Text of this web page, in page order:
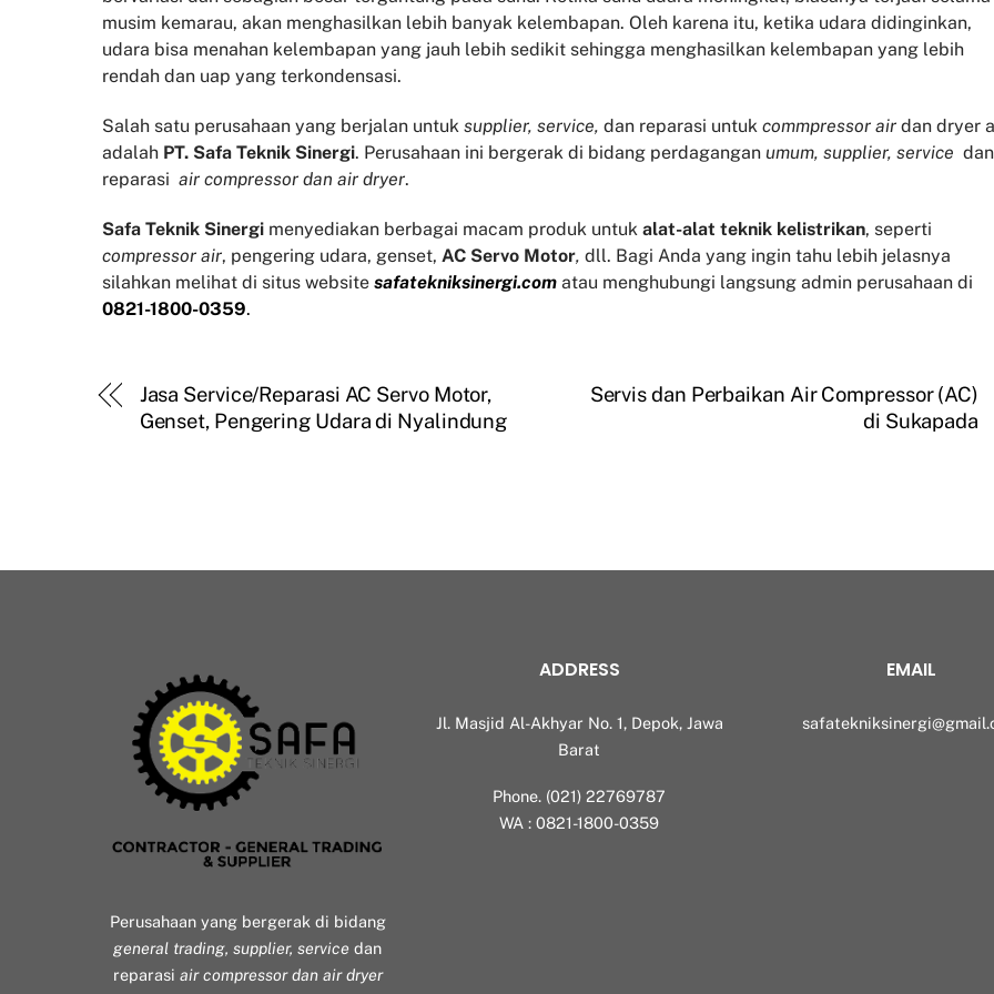
musim kemarau, akan menghasilkan lebih banyak kelembapan. Oleh karena itu, ketika udara didinginkan,
udara bisa menahan kelembapan yang jauh lebih sedikit sehingga menghasilkan kelembapan yang lebih
rendah dan uap yang terkondensasi.
Salah satu perusahaan yang berjalan untuk supplier, service, dan reparasi untuk commpressor air dan dryer
adalah PT. Safa Teknik Sinergi. Perusahaan ini bergerak di bidang perdagangan umum, supplier, service dan
reparasi air compressor dan air dryer.
Safa Teknik Sinergi menyediakan berbagai macam produk untuk alat-alat teknik kelistrikan, seperti
compressor air, pengering udara, genset, AC Servo Motor, dll. Bagi Anda yang ingin tahu lebih jelasnya
silahkan melihat di situs website safatekniksinergi.com atau menghubungi langsung admin perusahaan di
0821-1800-0359.
Jasa Service/Reparasi AC Servo Motor,
Genset, Pengering Udara di Nyalindung
Servis dan Perbaikan Air Compressor (AC)
di Sukapada
Perusahaan yang bergerak di bidang
general trading, supplier, service dan
reparasi air compressor dan air dryer
ADDRESS
Jl. Masjid Al-Akhyar No. 1, Depok, Jawa
Barat
Phone. (021) 22769787
WA : 0821-1800-0359
EMAIL